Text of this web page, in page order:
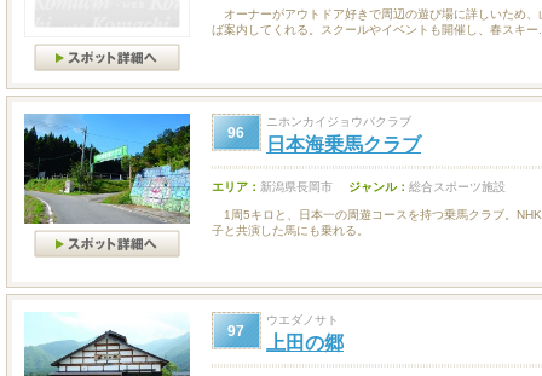
オーナーがアウトドア好きで周辺の遊び場に詳しいため
ば案内してくれる。スクールやイベントも開催し、春スキー
96
ニホンカイジョウバクラブ
日本海乗馬クラブ
エリア： 新潟県長岡市 ジャンル： 総合スポーツ施設
1周5キロと、日本一の周遊コースを持つ乗馬クラブ。
子と共演した馬にも乗れる。
97
ウエダノサト
上田の郷